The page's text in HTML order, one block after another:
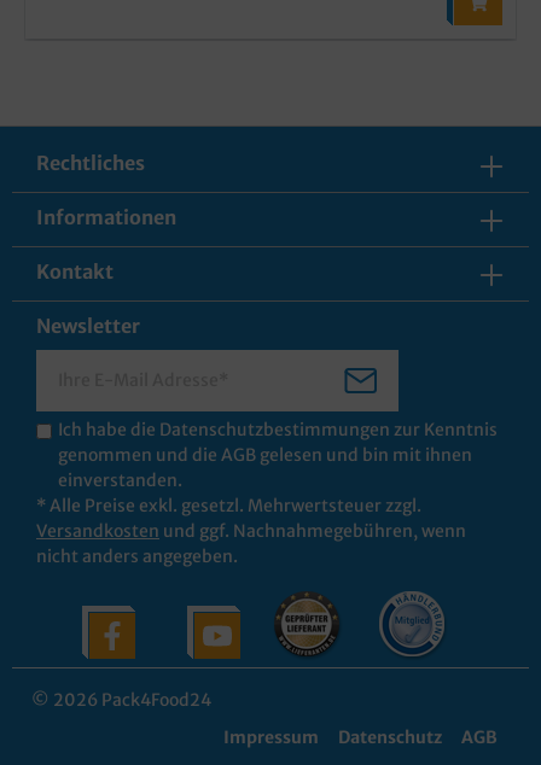
Rechtliches
Informationen
Kontakt
Newsletter
Ich habe die Datenschutzbestimmungen zur Kenntnis
genommen und die AGB gelesen und bin mit ihnen
einverstanden.
* Alle Preise exkl. gesetzl. Mehrwertsteuer zzgl.
Versandkosten und ggf. Nachnahmegebühren, wenn
nicht anders angegeben.
© 2026 Pack4Food24
Impressum
Datenschutz AGB